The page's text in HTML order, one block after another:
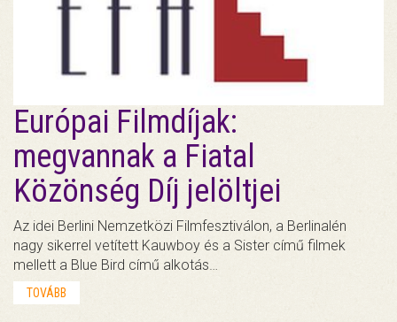
Európai Filmdíjak:
megvannak a Fiatal
Közönség Díj jelöltjei
Az idei Berlini Nemzetközi Filmfesztiválon, a Berlinalén
nagy sikerrel vetített Kauwboy és a Sister című filmek
mellett a Blue Bird című alkotás…
TOVÁBB